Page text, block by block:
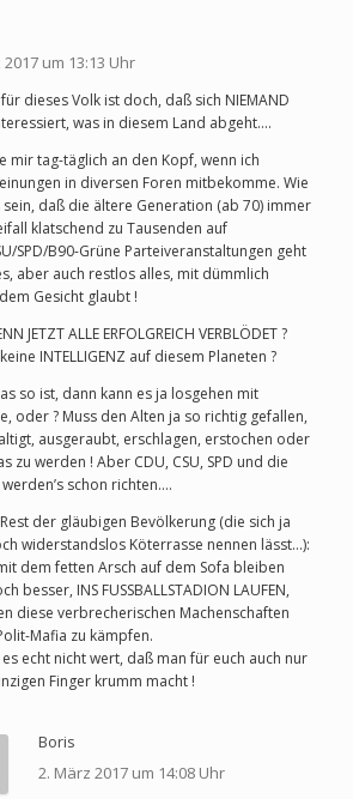
um 13:13 Uhr
dieses Volk ist doch, daß sich NIEMAND
was in diesem Land abgeht….
mir tag-täglich an den Kopf, wenn ich
in diversen Foren mitbekomme. Wie
sein, daß die ältere Generation (ab 70) immer
klatschend zu Tausenden auf
SPD/B90-Grüne Parteiveranstaltungen geht
aber auch restlos alles, mit dümmlich
Gesicht glaubt !
JETZT ALLE ERFOLGREICH VERBLÖDET ?
INTELLIGENZ auf diesem Planeten ?
so ist, dann kann es ja losgehen mit
oder ? Muss den Alten ja so richtig gefallen,
ausgeraubt, erschlagen, erstochen oder
zu werden ! Aber CDU, CSU, SPD und die
schon richten….
der gläubigen Bevölkerung (die sich ja
widerstandslos Köterrasse nennen lässt…):
dem fetten Arsch auf dem Sofa bleiben
besser, INS FUSSBALLSTADION LAUFEN,
diese verbrecherischen Machenschaften
Mafia zu kämpfen.
echt nicht wert, daß man für euch auch nur
Finger krumm macht !
Boris
2. März 2017 um 14:08 Uhr